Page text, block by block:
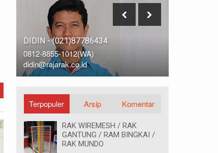
IDRIS - (021)87786435
0812-9678-6785 (WA)
idris@rajarak.co.id
Terpopuler Arsip Komentar
RAK WIREMESH / RAK
GANTUNG / RAM BINGKAI /
RAK MUNDO